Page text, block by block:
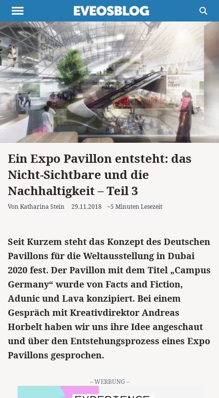
Themen Projekte
Inspiration
Destinationen
Über uns
Werbung
Buchtipps
Newsletter
Ein Expo Pavillon entsteht: das
Nicht-Sichtbare und die
Nachhaltigkeit – Teil 3
Von Katharina Stein 29.11.2018 ~5 Minuten Lesezeit
Seit Kurzem steht das Konzept des Deutschen
Pavillons für die Weltausstellung in Dubai
2020 fest. Der Pavillon mit dem Titel „Campus
Germany“ wurde von Facts and Fiction,
Adunic und Lava konzipiert. Bei einem
Gespräch mit Kreativdirektor Andreas
Horbelt haben wir uns ihre Idee angeschaut
und über den Entstehungsprozess eines Expo
Pavillons gesprochen.
– WERBUNG –